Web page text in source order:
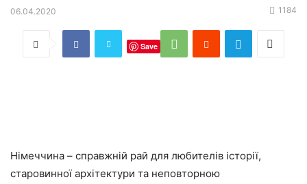
06.04.2020 1184
Save
Німеччина – справжній рай для любителів історії,
старовинної архітектури та неповторною